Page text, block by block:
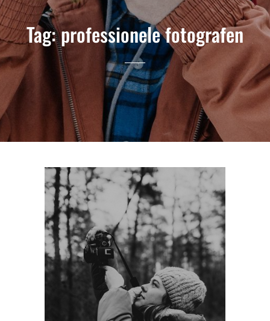
Tag:professionele fotografen